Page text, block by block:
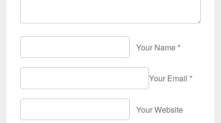
Your Name *
Your Email *
Your Website